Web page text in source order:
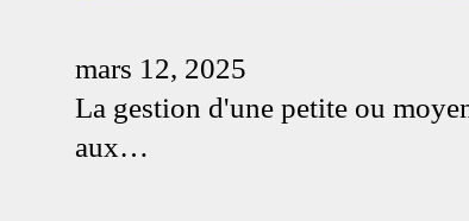
mars 12, 2025
La gestion d'une petite ou
aux…